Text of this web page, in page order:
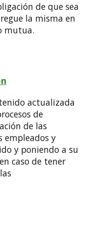
de que sea
la misma en
mutua.
actualizada
de
de las
empleados y
y poniendo a su
caso de tener